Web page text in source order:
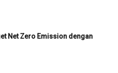
Net Zero Emission dengan